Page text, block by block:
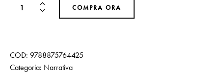
COMPRA ORA
COD: 9788875764425
Categoria: Narrativa